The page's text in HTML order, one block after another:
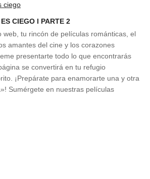
CIEGO l PARTE 2
web, tu rincón de películas románticas, el
amantes del cine y los corazones
presentarte todo lo que encontrarás
se convertirá en tu refugio
¡Prepárate para enamorarte una y otra
Sumérgete en nuestras películas